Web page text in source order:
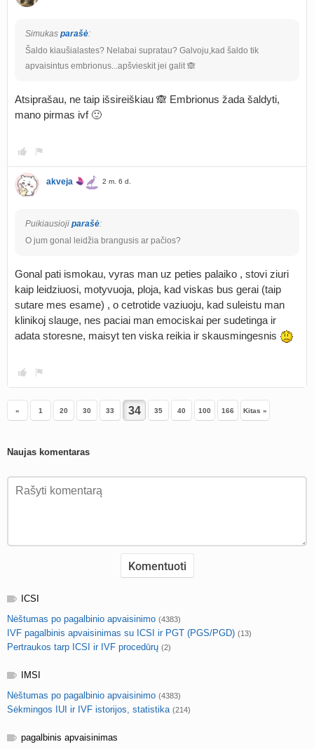
Simukas parašė:
Šaldo kiaušialastes? Nelabai supratau? Galvoju,kad šaldo tik
apvaisintus embrionus...apšvieskit jei galit 🙈
Atsiprašau, ne taip išsireiškiau 🙈 Embrionus žada šaldyti,
mano pirmas ivf 🙂
akveja 2 m. 6 d.
Puikiausioji parašė:
O jum gonal leidžia brangusis ar pačios?
Gonal pati ismokau, vyras man uz peties palaiko , stovi ziuri
kaip leidziuosi, motyvuoja, ploja, kad viskas bus gerai (taip
sutare mes esame) , o cetrotide vaziuoju, kad suleistu man
klinikoj slauge, nes paciai man emociskai per sudetinga ir
adata storesne, maisyt ten viska reikia ir skausmingesnis
« 1 20 30 33 35 40 100 166 Kitas »
Naujas komentaras
ICSI
Nėštumas po pagalbinio apvaisinimo (4383)
IVF pagalbinis apvaisinimas su ICSI ir PGT (PGS/PGD) (13)
Pertraukos tarp ICSI ir IVF procedūrų (2)
IMSI
Nėštumas po pagalbinio apvaisinimo (4383)
Sėkmingos IUI ir IVF istorijos, statistika (214)
pagalbinis apvaisinimas